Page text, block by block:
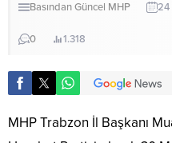
BasındanGüncel MHP 24
0 1.318
MHP Trabzon İl Başkanı